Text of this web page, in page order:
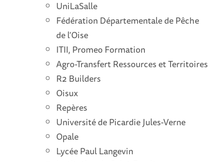
UniLaSalle
Fédération Départementale de Pêche
de l’Oise
ITII, Promeo Formation
Agro-Transfert Ressources et Territoires
R2 Builders
Oisux
Repères
Université de Picardie Jules-Verne
Opale
Lycée Paul Langevin